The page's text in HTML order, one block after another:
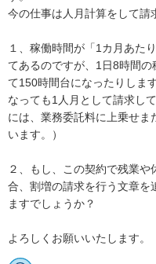
今の仕事は人月計算をして請
１、稼働時間が「1カ月あた
てあるのですが、1日8時間
て150時間台になったりしま
なっても1人月として請求し
には、業務委託料に上乗せま
います。）
２、もし、この契約で残業
合、割増の請求を行う文章を
ますでしょうか？
よろしくお願いいたします。